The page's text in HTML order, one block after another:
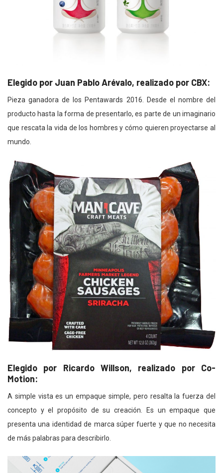
Elegido por Juan Pablo Arévalo, realizado por CBX:
Pieza ganadora de los Pentawards 2016. Desde el nombre del
producto hasta la forma de presentarlo, es parte de un imaginario
que rescata la vida de los hombres y cómo quieren proyectarse al
mundo.
Elegido por Ricardo Willson, realizado por Co-
Motion:
A simple vista es un empaque simple, pero resalta la fuerza del
concepto y el propósito de su creación. Es un empaque que
presenta una identidad de marca súper fuerte y que no necesita
de más palabras para describirlo.